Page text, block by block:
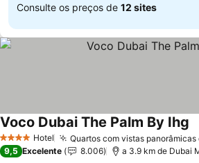
Consulte os preços de 12 sites
4 EstrelasHotel Quartos com vistas panorâmicas
Voco Dubai The Palm By Ihg
9,5 Excelente 8.006 a 3.9 km de Dubai